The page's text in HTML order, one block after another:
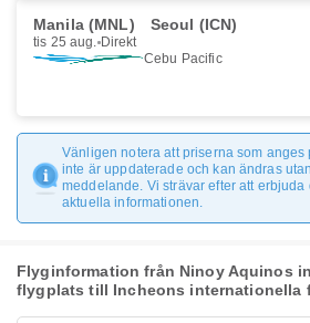
Manila (MNL) Seoul (ICN)
tis 25 aug. Direkt
Cebu Pacific
Vänligen notera att priserna som anges
inte är uppdaterade och kan ändras
meddelande. Vi strävar efter att erbjuda
aktuella informationen.
Flyginformation från Ninoy Aquinos
flygplats till Incheons internationella